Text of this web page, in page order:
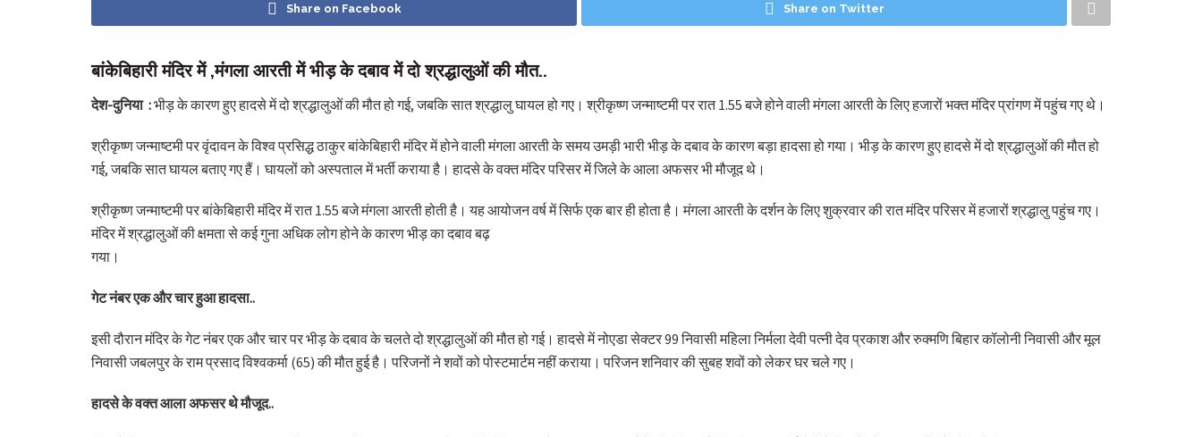
Share on Facebook Share on Twitter
बांकेबिहारी मंदिर में ,मंगला आरती में भीड़ के दबाव में दो श्रद्धालुओं की मौत..
देश-दुनिया :भीड़ के कारण हुए हादसे में दो श्रद्धालुओं की मौत हो गई, जबकि सात श्रद्धालु घायल हो गए। श्रीकृष्ण जन्माष्टमी पर रात 1.55 बजे होने वाली मंगला आरती के लिए हजारों भक्त मंदिर प्रांगण में पहुंच गए थे।
श्रीकृष्ण जन्माष्टमी पर वृंदावन के विश्व प्रसिद्ध ठाकुर बांकेबिहारी मंदिर में होने वाली मंगला आरती के समय उमड़ी भारी भीड़ के दबाव के कारण बड़ा हादसा हो गया। भीड़ के कारण हुए हादसे में दो श्रद्धालुओं की मौत हो
गई, जबकि सात घायल बताए गए हैं। घायलों को अस्पताल में भर्ती कराया है। हादसे के वक्त मंदिर परिसर में जिले के आला अफसर भी मौजूद थे।
श्रीकृष्ण जन्माष्टमी पर बांकेबिहारी मंदिर में रात 1.55 बजे मंगला आरती होती है। यह आयोजन वर्ष में सिर्फ एक बार ही होता है। मंगला आरती के दर्शन के लिए शुक्रवार की रात मंदिर परिसर में हजारों श्रद्धालु पहुंच गए।
मंदिर में श्रद्धालुओं की क्षमता से कई गुना अधिक लोग होने के कारण भीड़ का दबाव बढ़
गया।
गेट नंबर एक और चार हुआ हादसा..
इसी दौरान मंदिर के गेट नंबर एक और चार पर भीड़ के दबाव के चलते दो श्रद्धालुओं की मौत हो गई। हादसे में नोएडा सेक्टर 99 निवासी महिला निर्मला देवी पत्नी देव प्रकाश और रुक्मणि बिहार कॉलोनी निवासी और मूल
निवासी जबलपुर के राम प्रसाद विश्वकर्मा (65) की मौत हुई है। परिजनों ने शवों को पोस्टमार्टम नहीं कराया। परिजन शनिवार की सुबह शवों को लेकर घर चले गए।
हादसे के वक्त आला अफसर थे मौजूद..